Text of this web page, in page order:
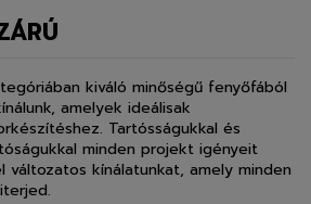
kiváló minőségű fenyőfából
amelyek ideálisak
Tartósságukkal és
minden projekt igényeit
kínálatunkat, amely minden